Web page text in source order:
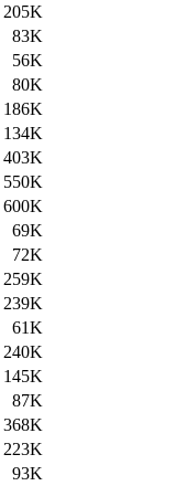
205K
83K
56K
80K
186K
134K
403K
550K
600K
69K
72K
259K
239K
61K
240K
145K
87K
368K
223K
93K